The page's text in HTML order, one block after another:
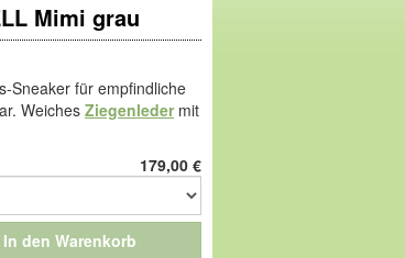
Mimi grau
Sneaker für empfindliche
Weiches Ziegenledermit
Mit
der federnden Sensitiv-
Zehenballen. Dazu die
179,00 €
In den Warenkorb